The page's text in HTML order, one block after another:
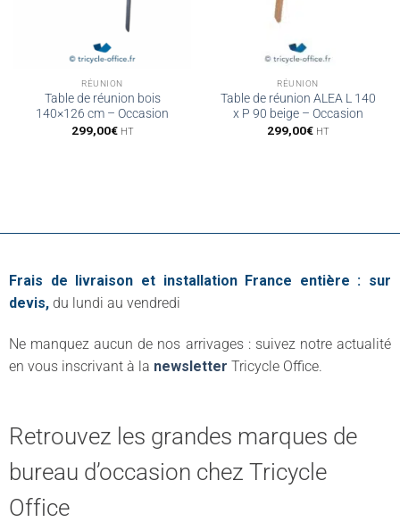
RÉUNION
Table de réunion bois
140×126 cm – Occasion
299,00€ HT
RÉUNION
Table de réunion ALEA L 140
x P 90 beige – Occasion
299,00€ HT
Frais de livraison et installation France entière : sur
devis, du lundi au vendredi
Ne manquez aucun de nos arrivages : suivez notre actualité
en vous inscrivant à la newsletter Tricycle Office.
Retrouvez les grandes marques de
bureau d’occasion chez Tricycle
Office